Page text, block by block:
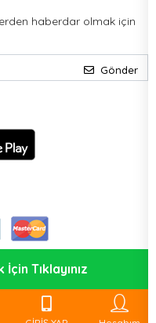
haberdar olmak için
Gönder
Tıklayınız